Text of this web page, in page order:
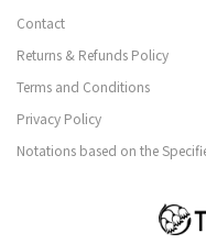
Contact
Returns & Refunds Policy
Terms and Conditions
Privacy Policy
Notations based on the